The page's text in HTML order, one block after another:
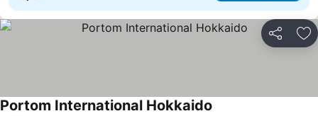
Kongsi
Portom International Hokkaido